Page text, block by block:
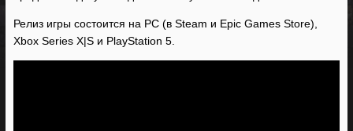
Релиз игры состоится на PC (в Steam и Epic Games Store),
Xbox Series X|S и PlayStation 5.